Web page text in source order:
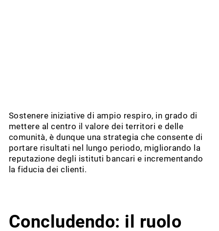
Sostenere iniziative di ampio respiro, in grado di
mettere al centro il valore dei territori e delle
comunità, è dunque una strategia che consente di
portare risultati nel lungo periodo, migliorando la
reputazione degli istituti bancari e incrementando
la fiducia dei clienti.
Concludendo: il ruolo